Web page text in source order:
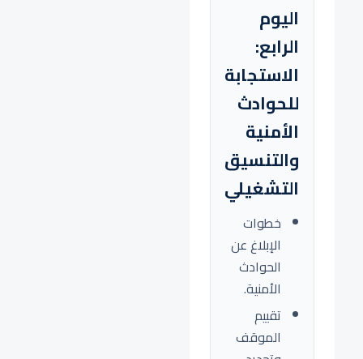
اليوم
الرابع:
الاستجابة
للحوادث
الأمنية
والتنسيق
التشغيلي
خطوات
الإبلاغ عن
الحوادث
الأمنية.
تقييم
الموقف